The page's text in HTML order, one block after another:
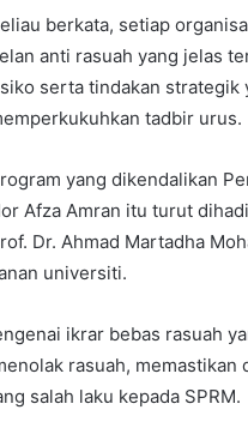
berkata, setiap
anti rasuah yang jelas
serta tindakan strategik
tadbir urus.
yang dikendalikan
Afza Amran itu turut
Dr. Ahmad Martadha
universiti.
ikrar bebas rasuah
rasuah, memastikan
salah laku kepada SPRM.